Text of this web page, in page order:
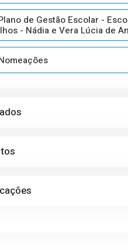
de Gestão Escolar -
- Nádia e Vera Lúcia de